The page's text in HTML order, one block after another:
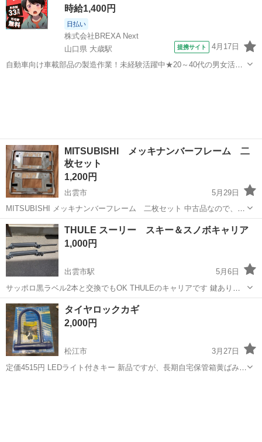
時給1,400円
日払い
株式会社BREXA Next
山口県 大歳駅
提携サイト 4月17日
自動車向け車載部品の製造作業！未経験活躍中★20～40代の男女活躍
MITSUBISHI メッキナンバーフレーム 二
枚セット
1,200円
出雲市
5月29日
MITSUBISHI メッキナンバーフレーム 二枚セット 中古品なので、傷
や錆等は見受けられますが、 ナンバーを挟み込むと真ん中は見えませ
んので、傷や曇りはなくなります。 フレーム部分はわりかし綺麗だと
思います。 車のド...
島根 出雲市 外装、車外用品 セット
THULE スーリー スキー＆スノボキャリア
1,000円
出雲市駅
5月6日
サッポロ黒ラベル2本と交換でもOK THULEのキャリアです 鍵ありま
す エンドキャップが一つありません VOLVO V70で使用していました
VOLVO V70程度のサイズの車両に会うと思います
島根 出雲市 出雲市駅 外装、車外用品
タイヤロックカギ
2,000円
松江市
3月27日
定価4515円 LEDライト付きキー 新品ですが、長期自宅保管箱黄ばみあ